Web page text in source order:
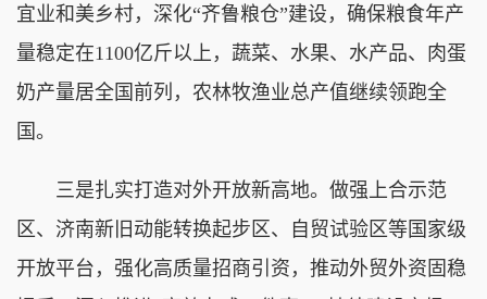
宜业和美乡村，深化“齐鲁粮仓”建设，确保粮食年产
量稳定在1100亿斤以上，蔬菜、水果、水产品、肉蛋
奶产量居全国前列，农林牧渔业总产值继续领跑全
国。
三是扎实打造对外开放新高地。做强上合示范
区、济南新旧动能转换起步区、自贸试验区等国家级
开放平台，强化高质量招商引资，推动外贸外资固稳